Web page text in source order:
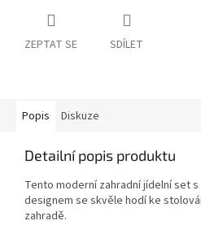
ZEPTAT SE SDÍLET
Popis Diskuze
Detailní popis produktu
Tento moderní zahradní jídelní set
designem se skvěle hodí ke
zahradě.